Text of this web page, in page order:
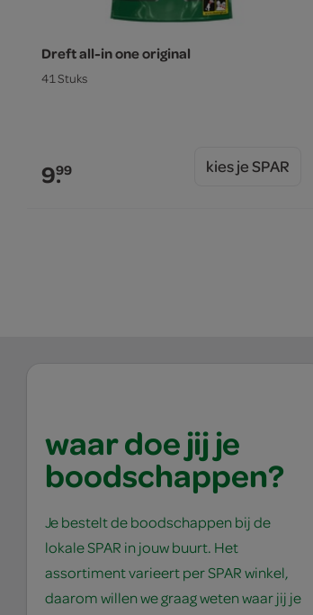
Dreft all-in one original
41 Stuks
9.99 kies je SPAR
waar doe jij je
boodschappen?
Je bestelt de boodschappen bij de
lokale SPAR in jouw buurt. Het
assortiment varieert per SPAR winkel,
daarom willen we graag weten waar jij je